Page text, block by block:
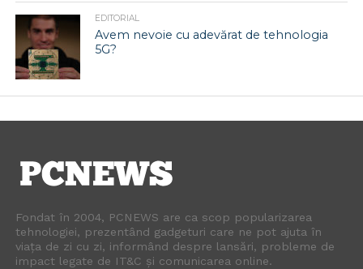
EDITORIAL
Avem nevoie cu adevărat de tehnologia
5G?
Fondat în 2004, PCNEWS are ca scop popularizarea
tehnologiei, prezentând gadgeturi care ne pot ajuta în
viața de zi cu zi, informând despre lansări, probleme de
impact legate de IT&C și comunicarea online.